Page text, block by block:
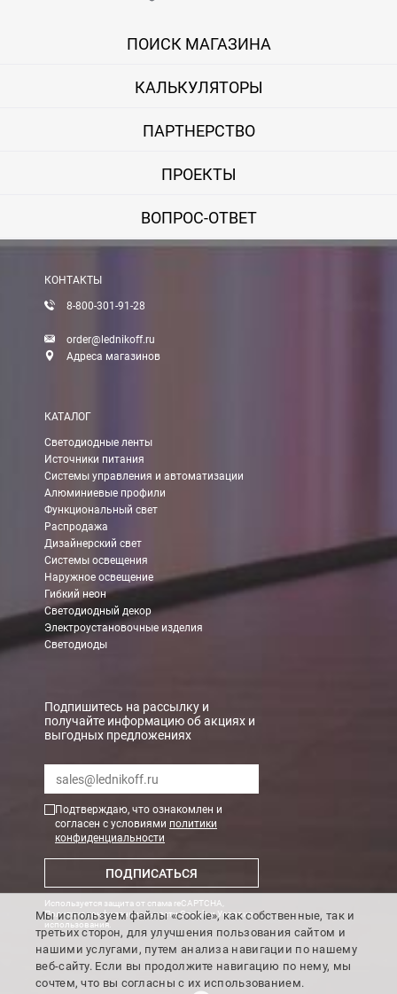
ПОИСК МАГАЗИНА
КАЛЬКУЛЯТОРЫ
ПАРТНЕРСТВО
ПРОЕКТЫ
ВОПРОС-ОТВЕТ
КОНТАКТЫ
8-800-301-91-28
order@lednikoff.ru
Адреса магазинов
КАТАЛОГ
Светодиодные ленты
Источники питания
Системы управления и автоматизации
Алюминиевые профили
Функциональный свет
Распродажа
Дизайнерский свет
Системы освещения
Наружное освещение
Гибкий неон
Светодиодный декор
Электроустановочные изделия
Светодиоды
Подпишитесь на рассылку и
получайте информацию об акциях и
выгодных предложениях
Подтверждаю, что ознакомлен и
согласен с условиями политики
конфиденциальности
ПОДПИСАТЬСЯ
Используется защита от спама reCAPTCHA,
Политика конфиденциальности GoogleиУсловия
использования
Мы используем файлы «cookie», как собственные, так и
третьих сторон, для улучшения пользования сайтом и
нашими услугами, путем анализа навигации по нашему
веб-сайту. Если вы продолжите навигацию по нему, мы
сочтем, что вы согласны с их использованием.